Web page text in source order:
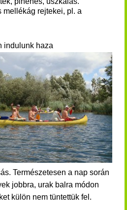
mellékág rejtekei, pl. a
indulunk haza
Természetesen a nap során
jobbra, urak balra módon
külön nem tüntettük fel.